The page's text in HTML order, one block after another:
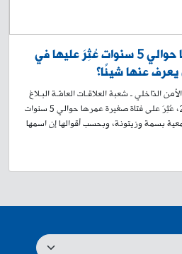
تعميم صورة فتاة عمرها حوالي 5 سنوات عُثِرَ عليها في
عنها شيئًا؟
الدّاخلي ـ شعبة العلاقـات العامّـة البـلاغ
التّالــي: بتاريخ اليوم 06-08-2026، عُثِرَ على فتاة صغيرة عمرها حوالي 5 سنوات
بسمة وزيتونة، وبحسب أقوالها إن اسمها
على إشارة القضاء المختص، تُعمِّم
صورتها، وتطلب من الذين لديهم أي